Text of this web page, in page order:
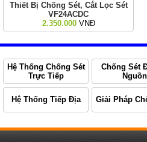
Thiết Bị Chống Sét, Cắt Lọc Sét
VF24ACDC
2.350.000VNĐ
Hệ Thống Chống Sét
Trực Tiếp
Chống Sét
Nguồn
Hệ Thống Tiếp Địa Giải Pháp